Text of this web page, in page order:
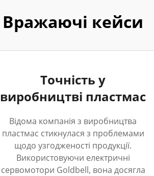
Вражаючі кейси
Точність у
виробництві пластмас
Відома компанія з виробництва
пластмас стикнулася з проблемами
щодо узгодженості продукції.
Використовуючи електричні
сервомотори Goldbell, вона досягла